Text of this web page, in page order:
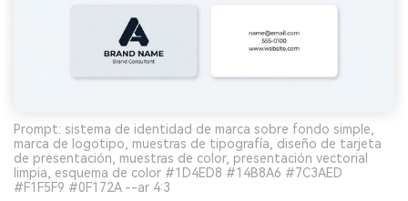
Prompt: sistema de identidad de marca sobre fondo simple,
marca de logotipo, muestras de tipografía, diseño de tarjeta
de presentación, muestras de color, presentación vectorial
limpia, esquema de color #1D4ED8 #14B8A6 #7C3AED
#F1F5F9 #0F172A --ar 4:3